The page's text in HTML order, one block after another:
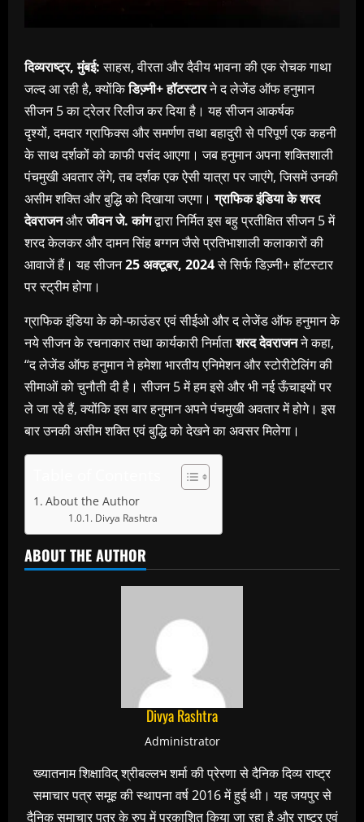
दिव्यराष्ट्र, मुंबई:साहस, वीरता और दैवीय भावना की एक रोचक गाथा
जल्‍द आ रही है, क्‍योंकिडिज्‍़नी+ हॉटस्‍टारने द लेजेंड ऑफ हनुमान
सीजन 5 का ट्रेलर रिलीज कर दिया है। यह सीजन आकर्षक
दृश्‍यों, दमदार ग्राफिक्‍स और समर्णण तथा बहादुरी से परिपूर्ण एक कहनी
के साथ दर्शकों को काफी पसंद आएगा। जब हनुमान अपना शक्तिशाली
पंचमुखी अवतार लेंगे, तब दर्शक एक ऐसी यात्रा पर जाएंगे, जिसमें उनकी
असीम शक्ति और बुद्धि को दिखाया जएगा।ग्राफिक इंडिया के शरद
देवराजनऔरजीवन जे. कांगद्वारा निर्मित इस बहु प्रतीक्षित सीजन 5 में
शरद केलकर और दामन सिंह बग्‍गन जैसे प्रतिभाशाली कलाकारों की
आवाजें हैं। यह सीजन25 अक्‍टूबर, 2024से सिर्फ डिज्‍़नी+ हॉटस्‍टार
पर स्‍ट्रीम होगा।
ग्राफिक इंडिया के को-फाउंडर एवं सीईओ और द लेजेंड ऑफ हनुमान के
नये सीजन के रचनाकार तथा कार्यकारी निर्माताशरद देवराजनने कहा,
‘‘द लेजेंड ऑफ हनुमान ने हमेशा भारतीय एनिमेशन और स्‍टोरीटेलिंग की
सीमाओं को चुनौती दी है। सीजन 5 में हम इसे और भी नई ऊँचाइयों पर
ले जा रहे हैं, क्‍योंकि इस बार हनुमान अपने पंचमुखी अवतार में होगे। इस
बार उनकी असीम शक्ति एवं बुद्धि को देखने का अवसर मिलेगा।
About the Author
Divya Rashtra
ABOUT THE AUTHOR
Divya Rashtra
Administrator
ख्यातनाम शिक्षाविद् श्रीबल्लभ शर्मा की प्रेरणा से दैनिक दिव्य राष्ट्र
समाचार पत्र समूह की स्थापना वर्ष 2016 में हुई थी। यह जयपुर से
दैनिक समाचार पत्र के रुप में प्रकाशित किया जा रहा है और राष्ट्र एवं